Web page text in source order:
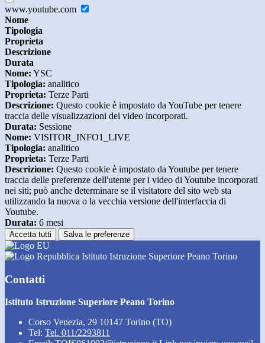
www.youtube.com
Nome
Tipologia
Proprieta
Descrizione
Durata
Nome: YSC
Tipologia: analitico
Proprieta: Terze Parti
Descrizione: Questo cookie è impostato da YouTube per tenere
traccia delle visualizzazioni dei video incorporati.
Durata: Sessione
Nome: VISITOR_INFO1_LIVE
Tipologia: analitico
Proprieta: Terze Parti
Descrizione: Questo cookie è impostato da Youtube per tenere
traccia delle preferenze dell'utente per i video di Youtube incorporati
nei siti; può anche determinare se il visitatore del sito web sta
utilizzando la nuova o la vecchia versione dell'interfaccia di
Youtube.
Durata: 6 mesi
Accetta tutti Salva le preferenze
Istituto Istruzione Superiore Peano Torino
Contatti
Istituto Istruzione Superiore Peano Torino
Corso Venezia, 29 10147 Torino (TO)
Tel: Tel. 011/2293811